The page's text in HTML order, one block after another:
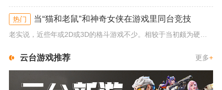
热门 当“猫和老鼠”和神奇女侠在游戏里同台竞技
云台游戏推荐 更多+